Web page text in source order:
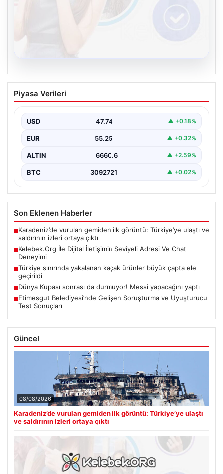
Kelebek.Org İle Dijital İletişimin Seviyeli
Adresi Ve Chat Deneyimi
kurması ciddi bir önem taşımaktadır. Halen birçok…
Piyasa Verileri
USD 47.74 ▲ +0.18%
EUR 55.25 ▲ +0.32%
ALTIN 6660.6 ▲ +2.59%
BTC 3092721 ▲ +0.02%
Son Eklenen Haberler
■Karadeniz’de vurulan gemiden ilk görüntü: Türkiye’ye ulaştı ve
saldırının izleri ortaya çıktı
■Kelebek.Org İle Dijital İletişimin Seviyeli Adresi Ve Chat
Deneyimi
■Türkiye sınırında yakalanan kaçak ürünler büyük çapta ele
geçirildi
■Dünya Kupası sonrası da durmuyor! Messi yapacağını yaptı
■Etimesgut Belediyesi’nde Gelişen Soruşturma ve Uyuşturucu
Test Sonuçları
Güncel
08/08/2026
Karadeniz’de vurulan gemiden ilk görüntü: Türkiye’ye ulaştı
ve saldırının izleri ortaya çıktı